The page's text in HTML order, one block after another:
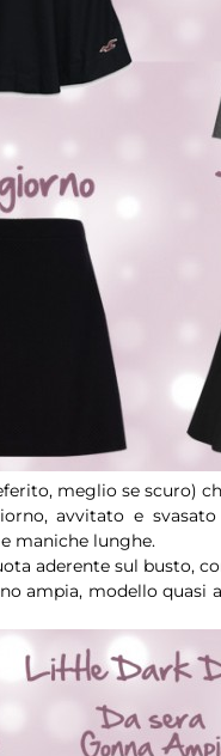
meglio se scuro)
avvitato e
maniche lunghe.
aderente sul busto,
ampia, modello